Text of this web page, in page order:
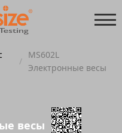
/
MS602L
Электронные весы
весы